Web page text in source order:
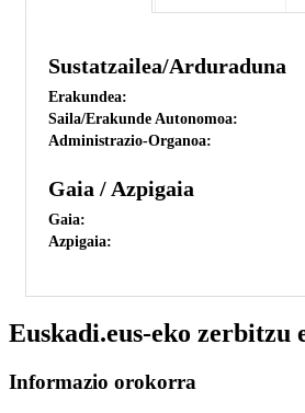
Sustatzailea/Arduraduna
Erakundea:
Saila/Erakunde Autonomoa:
Administrazio-Organoa:
Gaia / Azpigaia
Gaia:
Azpigaia:
Euskadi.eus-eko zerbitzu
Informazio orokorra